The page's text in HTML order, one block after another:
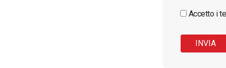
Accetto i